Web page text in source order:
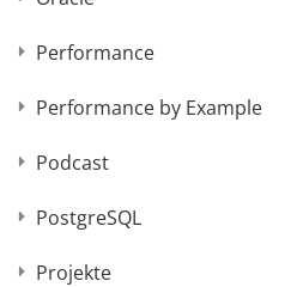
Performance
Performance by Example
Podcast
PostgreSQL
Projekte